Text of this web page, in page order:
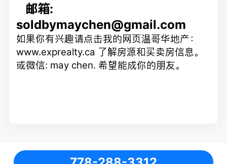
邮箱:
soldbymaychen@gmail.com
如果你有兴趣请点击我的网页温哥华地产：
www.exprealty.ca 了解房源和买卖房信息。
或微信: may chen. 希望能成你的朋友。